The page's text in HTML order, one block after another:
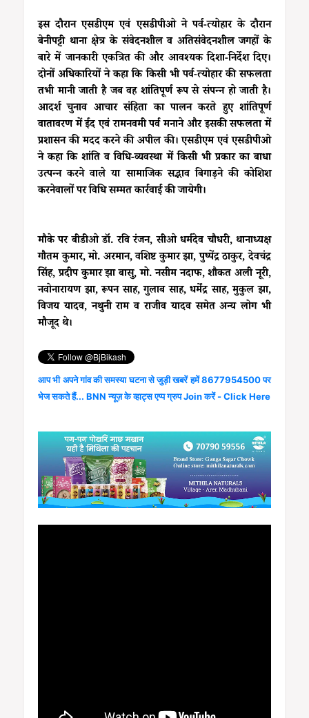
इस दौरान एसडीएम एवं एसडीपीओ ने पर्व-त्योहार के दौरान
बेनीपट्टी थाना क्षेत्र के संवेदनशील व अतिसंवेदनशील जगहों के
बारे में जानकारी एकत्रित की और आवश्यक दिशा-निर्देश दिए।
दोनों अधिकारियों ने कहा कि किसी भी पर्व-त्योहार की सफलता
तभी मानी जाती है जब वह शांतिपूर्ण रूप से संपन्न हो जाती है।
आदर्श चुनाव आचार संहिता का पालन करते हुए शांतिपूर्ण
वातावरण में ईद एवं रामनवमी पर्व मनाने और इसकी सफलता में
प्रशासन की मदद करने की अपील की। एसडीएम एवं एसडीपीओ
ने कहा कि शांति व विधि-व्यवस्था में किसी भी प्रकार का बाधा
उत्पन्न करने वाले या सामाजिक सद्भाव बिगाड़ने की कोशिश
करनेवालों पर विधि सम्मत कार्रवाई की जायेगी।
मौके पर बीडीओ डॉ. रवि रंजन, सीओ धर्मदेव चौधरी, थानाध्यक्ष
गौतम कुमार, मो. अरमान, वशिष्ट कुमार झा, पुष्पेंद्र ठाकुर, देवचंद्र
सिंह, प्रदीप कुमार झा बासु, मो. नसीम नदाफ, शौकत अली नूरी,
नवोनारायण झा, रूपन साह, गुलाब साह, धर्मेंद्र साह, मुकुल झा,
विजय यादव, नथुनी राम व राजीव यादव समेत अन्य लोग भी
मौजूद थे।
आप भी अपने गांव की समस्या घटना से जुड़ी खबरें हमें 8677954500 पर
भेज सकते हैं... BNN न्यूज़ के व्हाट्स एप्प ग्रुप Join करें - Click Here